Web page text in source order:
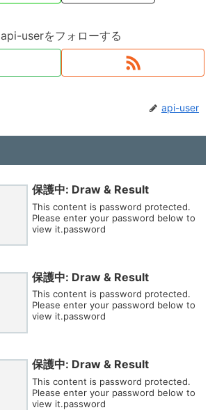
api-userをフォローする
api-user
保護中: Draw & Result
This content is password protected.
Please enter your password below to
view it.password
保護中: Draw & Result
This content is password protected.
Please enter your password below to
view it.password
保護中: Draw & Result
This content is password protected.
Please enter your password below to
view it.password